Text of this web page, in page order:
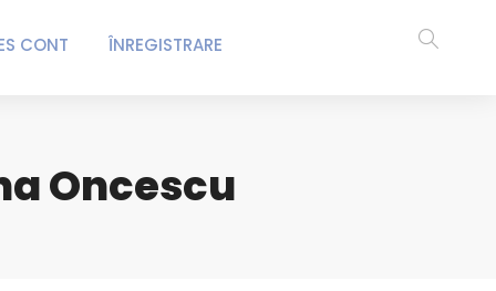
CONT ÎNREGISTRARE
Oncescu